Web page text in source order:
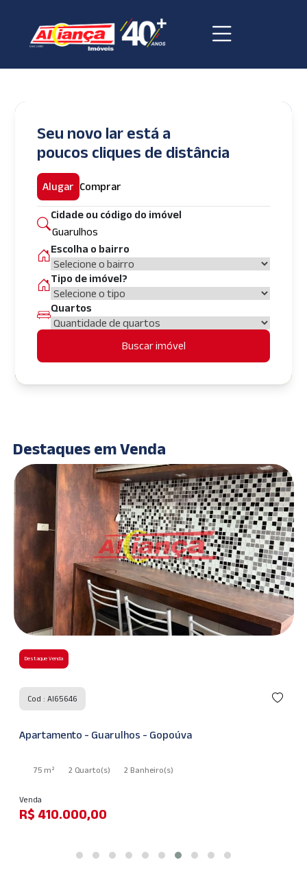
Seu novo lar está a
poucos cliques de distância
Alugar Comprar
Cidade ou código do imóvel
Escolha o bairro
Tipo de imóvel?
Quartos
Buscar imóvel
Destaques em Venda
Destaque Venda
Cod : AI60248
Casa - Guarulhos - Jardim Adriana
125 m² 3 Quarto(s) 1 Suíte(s)
Venda
R$ 550.000,00